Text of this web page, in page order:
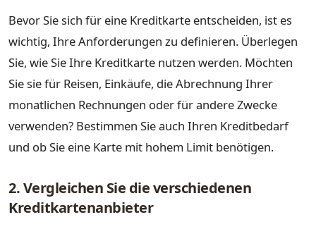
Bevor Sie sich für eine Kreditkarte entscheiden, ist es
wichtig, Ihre Anforderungen zu definieren. Überlegen
Sie, wie Sie Ihre Kreditkarte nutzen werden. Möchten
Sie sie für Reisen, Einkäufe, die Abrechnung Ihrer
monatlichen Rechnungen oder für andere Zwecke
verwenden? Bestimmen Sie auch Ihren Kreditbedarf
und ob Sie eine Karte mit hohem Limit benötigen.
2. Vergleichen Sie die verschiedenen
Kreditkartenanbieter